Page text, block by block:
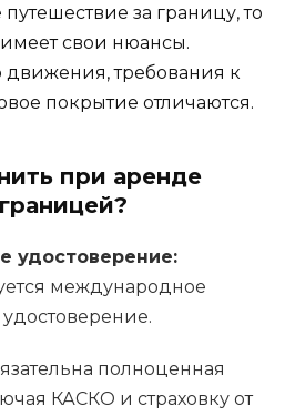
за границу, то
свои нюансы.
требования к
покрытие отличаются.
при аренде
удостоверение:
международное
полноценная
КАСКО и страховку от